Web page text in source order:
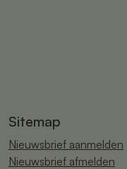
Sitemap
Nieuwsbrief aanmelden
Nieuwsbrief afmelden